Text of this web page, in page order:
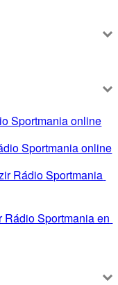
Sportmania online
Sportmania online
Rádio Sportmania
Rádio Sportmania en